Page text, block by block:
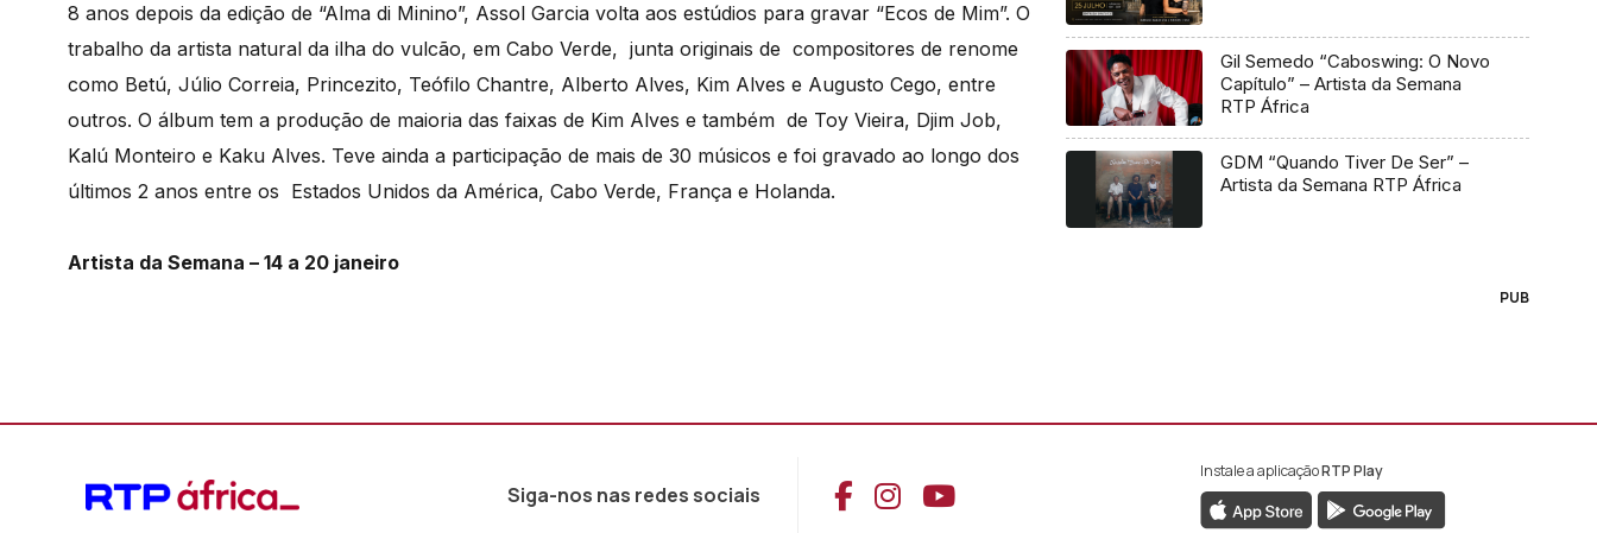
8 anos depois da edição de “Alma di Minino”, Assol Garcia volta aos estúdios para gravar “Ecos de Mim”. O
trabalho da artista natural da ilha do vulcão, em Cabo Verde, junta originais de compositores de renome
como Betú, Júlio Correia, Princezito, Teófilo Chantre, Alberto Alves, Kim Alves e Augusto Cego, entre
outros. O álbum tem a produção de maioria das faixas de Kim Alves e também de Toy Vieira, Djim Job,
Kalú Monteiro e Kaku Alves. Teve ainda a participação de mais de 30 músicos e foi gravado ao longo dos
últimos 2 anos entre os Estados Unidos da América, Cabo Verde, França e Holanda.
Artista da Semana – 14 a 20 janeiro
Gil Semedo “Caboswing: O Novo
Capítulo” – Artista da Semana
RTP África
GDM “Quando Tiver De Ser” –
Artista da Semana RTP África
PUB
Siga-nos nas redes sociais Aceder ao Facebook da RTP África
Aceder ao Instagram da RTP África
Aceder ao YouTube da RTP África
Instale a aplicaçãoRTP Play